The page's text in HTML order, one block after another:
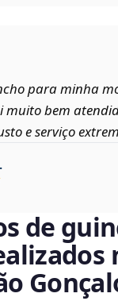
para minha
muito bem
e serviço
de